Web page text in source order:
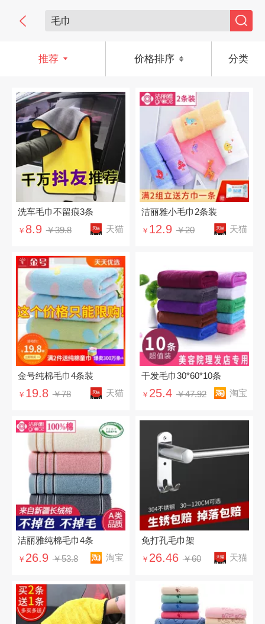
推荐 价格排序 分类
洗车毛巾不留痕3条
￥ 8.9 ￥39.8 天猫
洁丽雅小毛巾2条装
￥ 12.9 ￥20 天猫
金号纯棉毛巾4条装
￥ 19.8 ￥78 天猫
干发毛巾30*60*10条
￥ 25.4 ￥47.92 淘宝
洁丽雅纯棉毛巾4条
￥ 26.9 ￥53.8 淘宝
免打孔毛巾架
￥ 26.46 ￥60 天猫